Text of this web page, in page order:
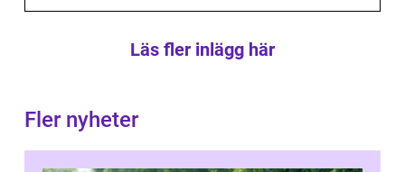
Läs fler inlägg här
Fler nyheter